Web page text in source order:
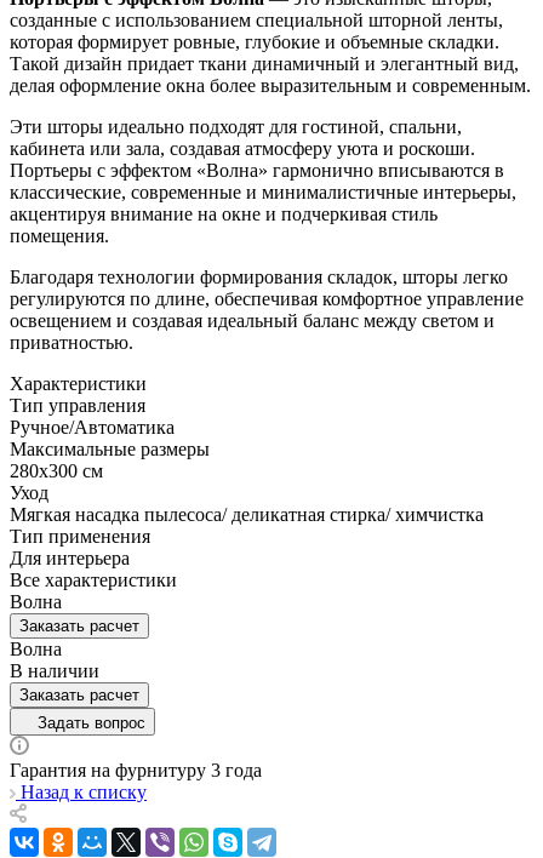
созданные с использованием специальной шторной ленты,
которая формирует ровные, глубокие и объемные складки.
Такой дизайн придает ткани динамичный и элегантный вид,
делая оформление окна более выразительным и современным.
Эти шторы идеально подходят для гостиной, спальни,
кабинета или зала, создавая атмосферу уюта и роскоши.
Портьеры с эффектом «Волна» гармонично вписываются в
классические, современные и минималистичные интерьеры,
акцентируя внимание на окне и подчеркивая стиль
помещения.
Благодаря технологии формирования складок, шторы легко
регулируются по длине, обеспечивая комфортное управление
освещением и создавая идеальный баланс между светом и
приватностью.
Характеристики
Тип управления
Ручное/Автоматика
Максимальные размеры
280х300 см
Уход
Мягкая насадка пылесоса/ деликатная стирка/ химчистка
Тип применения
Для интерьера
Все характеристики
Волна
Заказать расчет
Волна
В наличии
Заказать расчет
Задать вопрос
Гарантия на фурнитуру 3 года
Назад к списку